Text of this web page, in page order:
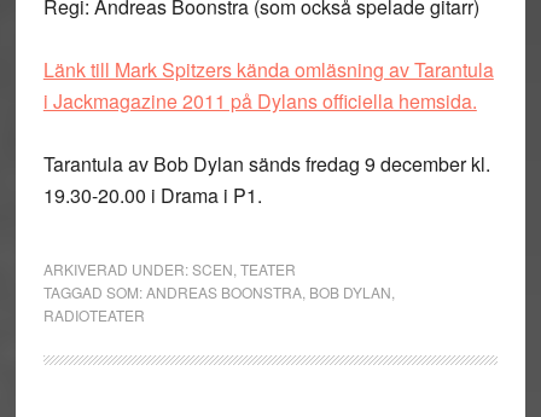
Regi: Andreas Boonstra (som också spelade gitarr)
Länk till Mark Spitzers kända omläsning av Tarantula
i Jackmagazine 2011 på Dylans officiella hemsida.
Tarantula av Bob Dylan sänds fredag 9 december kl.
19.30-20.00 i Drama i P1.
ARKIVERAD UNDER:SCEN TEATER
TAGGAD SOM:ANDREAS BOONSTRA, BOB DYLAN
RADIOTEATER